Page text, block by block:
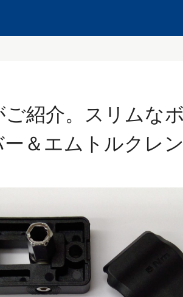
ご紹介。スリムな
＆エムトルクレン